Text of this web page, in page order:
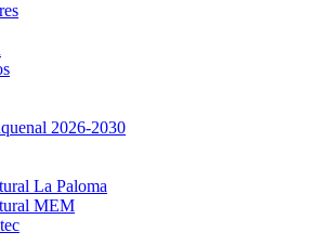
2026-2030
La Paloma
MEM